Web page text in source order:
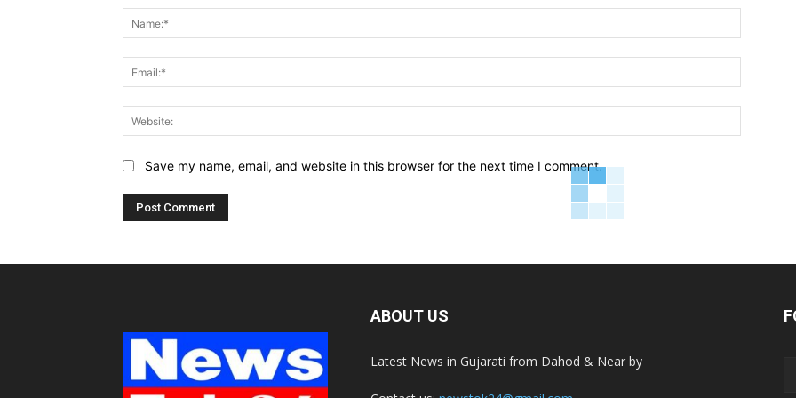
Save my name, email, and website in this browser for the next time I comment.
ABOUT US
Latest News in Gujarati from Dahod & Near by